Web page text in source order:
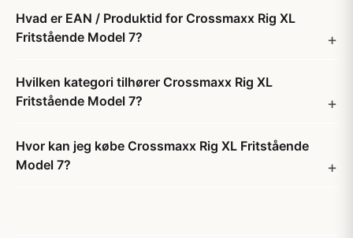
Hvad er EAN / Produktid for Crossmaxx Rig XL
Fritstående Model 7?
Hvilken kategori tilhører Crossmaxx Rig XL
Fritstående Model 7?
Hvor kan jeg købe Crossmaxx Rig XL Fritstående
Model 7?